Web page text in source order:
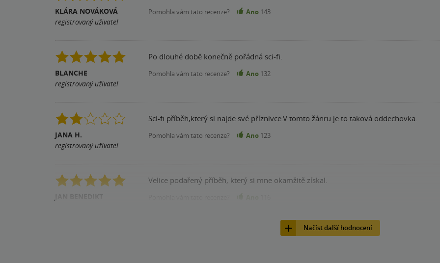
KLÁRA NOVÁKOVÁ
registrovaný uživatel
Pomohla vám tato recenze? Ano 143
BLANCHE
registrovaný uživatel
Po dlouhé době konečně pořádná sci-fi.
Pomohla vám tato recenze? Ano 132
JANA H.
registrovaný uživatel
Sci-fi příběh,který si najde své příznivce.V tomto žánru je to taková oddechovka.
Pomohla vám tato recenze? Ano 123
Velice podařený příběh, který si mne okamžitě získal.
Načíst další hodnocení